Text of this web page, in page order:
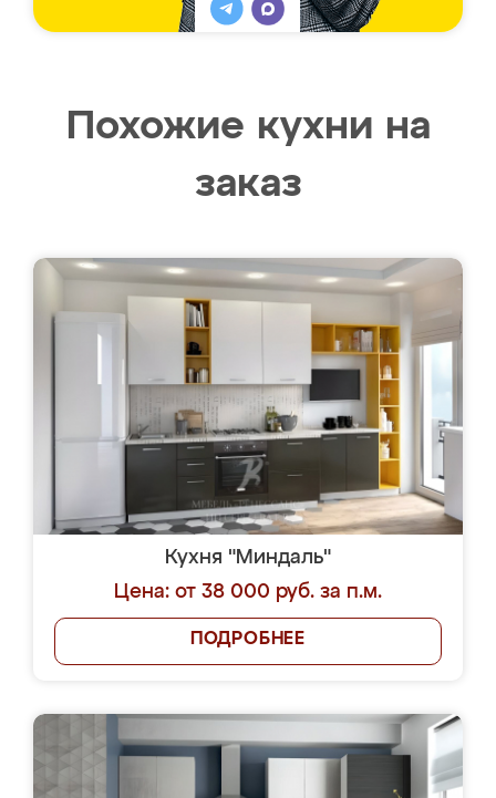
Похожие кухни на
заказ
Кухня "Миндаль"
Цена: от 38 000 руб. за п.м.
ПОДРОБНЕЕ